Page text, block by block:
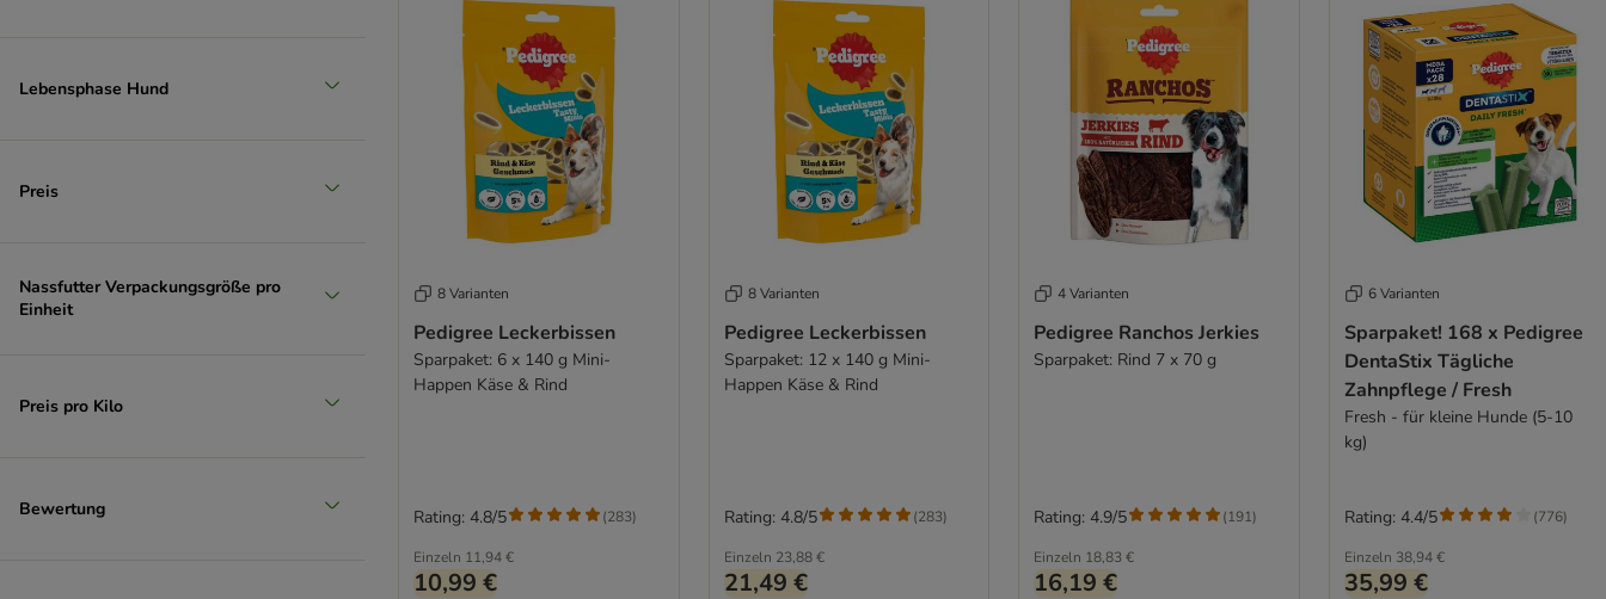
Lebensphase Hund
Preis
Nassfutter Verpackungsgröße pro
Einheit
Preis pro Kilo
Bewertung
8 Varianten
Pedigree Leckerbissen
Sparpaket: 6 x 140 g Mini-
Happen Käse & Rind
Einzeln 11,94 €
10,99 €
Rating: 4.8/5 (283)
8 Varianten
Pedigree Leckerbissen
Sparpaket: 12 x 140 g Mini-
Happen Käse & Rind
Einzeln 23,88 €
21,49 €
Rating: 4.8/5 (283)
4 Varianten
Pedigree Ranchos Jerkies
Sparpaket: Rind 7 x 70 g
Einzeln 18,83 €
16,19 €
Rating: 4.9/5 (191)
6 Varianten
Sparpaket! 168 x Pedigree
DentaStix Tägliche
Zahnpflege / Fresh
Fresh - für kleine Hunde (5-10
kg)
Einzeln 38,94 €
35,99 €
Rating: 4.4/5 (776)